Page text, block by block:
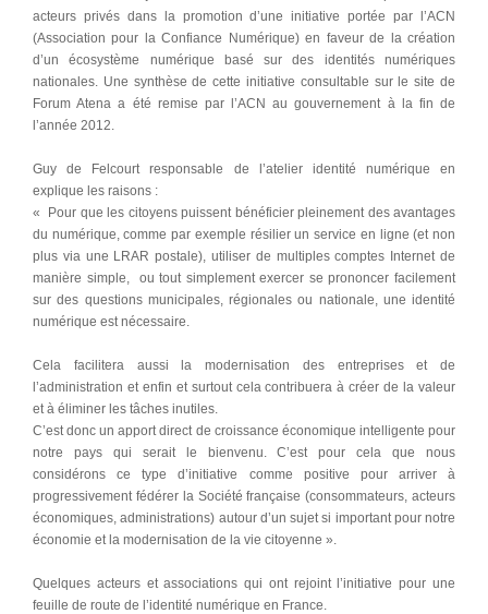
acteurs privés dans la promotion d’une initiative portée par l’ACN
(Association pour la Confiance Numérique) en faveur de la création
d’un écosystème numérique basé sur des identités numériques
nationales. Une synthèse de cette initiative consultable sur le site de
Forum Atena a été remise par l’ACN au gouvernement à la fin de
l’année 2012.
Guy de Felcourt responsable de l’atelier identité numérique en
explique les raisons :
« Pour que les citoyens puissent bénéficier pleinement des avantages
du numérique, comme par exemple résilier un service en ligne (et non
plus via une LRAR postale), utiliser de multiples comptes Internet de
manière simple, ou tout simplement exercer se prononcer facilement
sur des questions municipales, régionales ou nationale, une identité
numérique est nécessaire.
Cela facilitera aussi la modernisation des entreprises et de
l’administration et enfin et surtout cela contribuera à créer de la valeur
et à éliminer les tâches inutiles.
C’est donc un apport direct de croissance économique intelligente pour
notre pays qui serait le bienvenu. C’est pour cela que nous
considérons ce type d’initiative comme positive pour arriver à
progressivement fédérer la Société française (consommateurs, acteurs
économiques, administrations) autour d’un sujet si important pour notre
économie et la modernisation de la vie citoyenne ».
Quelques acteurs et associations qui ont rejoint l’initiative pour une
feuille de route de l’identité numérique en France.